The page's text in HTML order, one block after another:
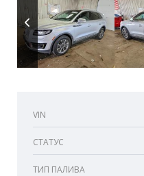
VIN
СТАТУС
ТИП ПАЛИВА